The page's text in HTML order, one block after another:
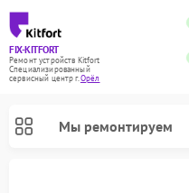
FIX-KITFORT
Ремонт устройств Kitfort
Специализированный
cервисный центр г.Орёл
Мы ремонтируем